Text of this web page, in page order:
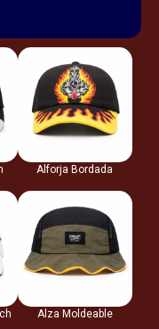
Alforja Bordada
Alza Moldeable